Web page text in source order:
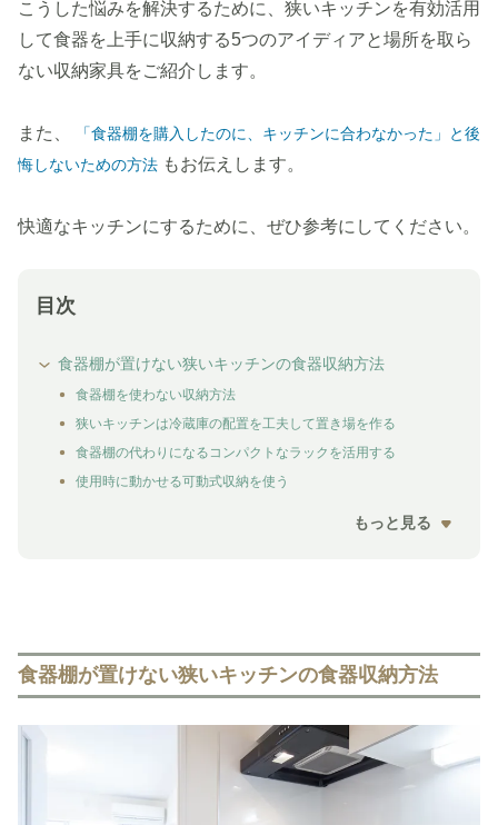
こうした悩みを解決するために、狭いキッチンを有効活用
して食器を上手に収納する5つのアイディアと場所を取ら
ない収納家具をご紹介します。
また、
「食器棚を購入したのに、キッチンに合わなかった」と後
悔しないための方法 もお伝えします。
快適なキッチンにするために、ぜひ参考にしてください。
目次
食器棚が置けない狭いキッチンの食器収納方法
食器棚を使わない収納方法
狭いキッチンは冷蔵庫の配置を工夫して置き場を作る
食器棚の代わりになるコンパクトなラックを活用する
使用時に動かせる可動式収納を使う
もっと見る
食器棚が置けない狭いキッチンの食器収納方法